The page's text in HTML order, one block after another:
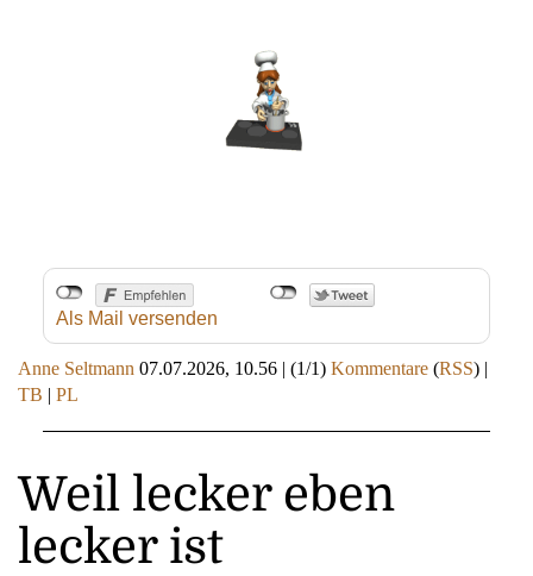
Als Mail versenden
Anne Seltmann 07.07.2026, 10.56 | (1/1) Kommentare (RSS) |
TB | PL
Weil lecker eben
lecker ist